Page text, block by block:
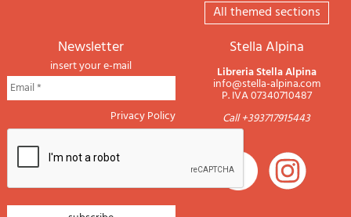
All themed sections
newsletter
insert your e-mail
Privacy Policy
Stella Alpina
Libreria Stella Alpina
info@stella-alpina.com
P. IVA 07340710487
Call +393717915443